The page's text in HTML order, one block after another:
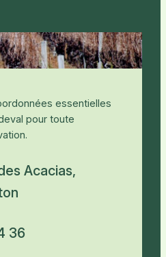
essentielles
pour toute
Acacias,
36